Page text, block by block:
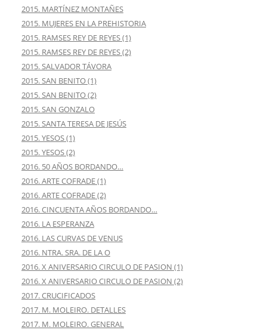
2015. MARTÍNEZ MONTAÑES
2015. MUJERES EN LA PREHISTORIA
2015. RAMSES REY DE REYES (1)
2015. RAMSES REY DE REYES (2)
2015. SALVADOR TÁVORA
2015. SAN BENITO (1)
2015. SAN BENITO (2)
2015. SAN GONZALO
2015. SANTA TERESA DE JESÚS
2015. YESOS (1)
2015. YESOS (2)
2016. 50 AÑOS BORDANDO…
2016. ARTE COFRADE (1)
2016. ARTE COFRADE (2)
2016. CINCUENTA AÑOS BORDANDO…
2016. LA ESPERANZA
2016. LAS CURVAS DE VENUS
2016. NTRA. SRA. DE LA O
2016. X ANIVERSARIO CIRCULO DE PASION (1)
2016. X ANIVERSARIO CIRCULO DE PASION (2)
2017. CRUCIFICADOS
2017. M. MOLEIRO. DETALLES
2017. M. MOLEIRO. GENERAL